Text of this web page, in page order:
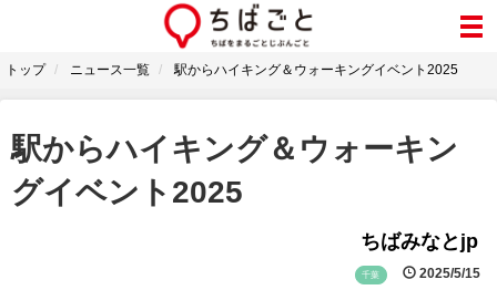
トップ ニュース一覧 駅からハイキング＆ウォーキングイベント2025
駅からハイキング＆ウォーキン
グイベント2025
ちばみなとjp
千葉 2025/5/15